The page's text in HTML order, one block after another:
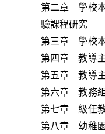
第二章 學校本
驗課程研究
第三章 學校
第四章 教導
第五章 教導
第六章 教務
第七章 級任
第八章 幼稚